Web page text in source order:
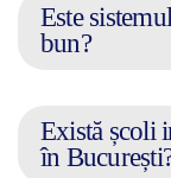
Este
bun?
Există școli
în